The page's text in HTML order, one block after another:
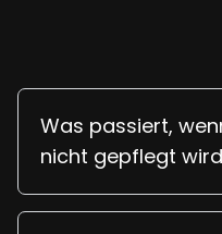
Was passiert,
nicht gepflegt